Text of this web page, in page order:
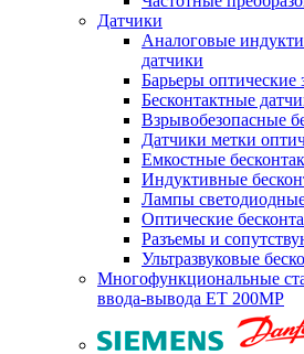
Датчики
Аналоговые
датчики
Барьеры оптические
Бесконтактные
Взрывобезопасные
Датчики метки
Емкостные
Индуктивные
Лампы
Оптические
Разъемы и
Ультразвуковые
Многофункциональные
ввода-вывода ET 200MP